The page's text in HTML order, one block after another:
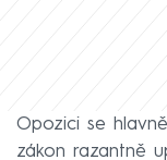
Opozici se
zákon razantně